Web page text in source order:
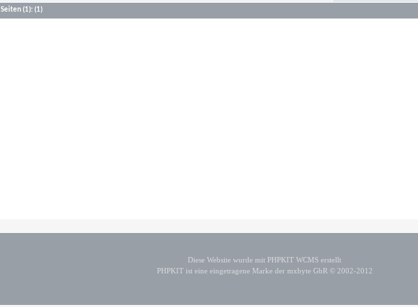
Seiten(1):(1)
Diese Website wurde mit PHPKIT WCMS erstellt
PHPKIT ist eine eingetragene Marke der mxbyte GbR © 2002-2012